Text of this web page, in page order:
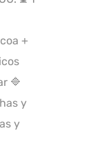
+
🔷
y
y